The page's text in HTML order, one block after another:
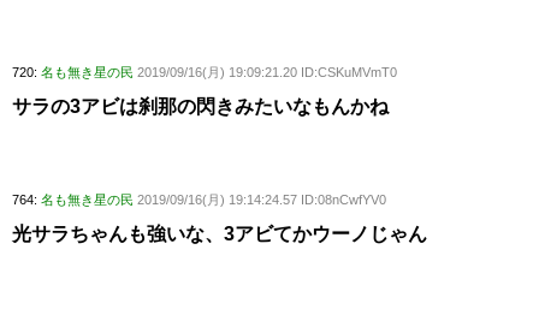
720: 名も無き星の民 2019/09/16(月) 19:09:21.20 ID:CSKuMVmT0
サラの3アビは刹那の閃きみたいなもんかね
764: 名も無き星の民 2019/09/16(月) 19:14:24.57 ID:08nCwfYV0
光サラちゃんも強いな、3アビてかウーノじゃん